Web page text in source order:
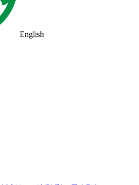
English